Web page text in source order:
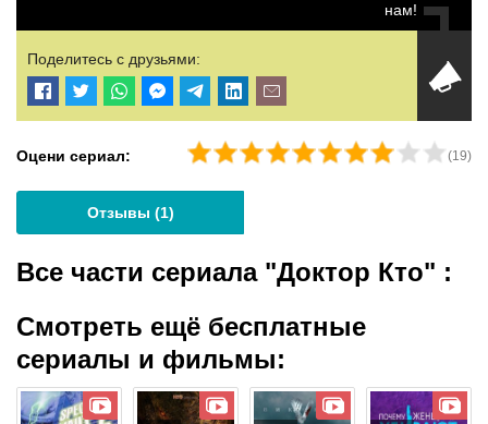
нам!
Поделитесь с друзьями:
Оцени сериал: (19)
Отзывы (1)
Все части сериала "Доктор Кто" :
Смотреть ещё бесплатные
сериалы и фильмы: